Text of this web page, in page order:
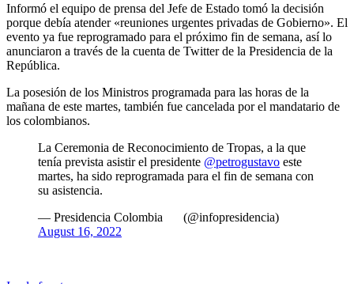
Informó el equipo de prensa del Jefe de Estado tomó la decisión
porque debía atender «reuniones urgentes privadas de Gobierno». El
evento ya fue reprogramado para el próximo fin de semana, así lo
anunciaron a través de la cuenta de Twitter de la Presidencia de la
República.
La posesión de los Ministros programada para las horas de la
mañana de este martes, también fue cancelada por el mandatario de
los colombianos.
La Ceremonia de Reconocimiento de Tropas, a la que
tenía prevista asistir el presidente @petrogustavo este
martes, ha sido reprogramada para el fin de semana con
su asistencia.
— Presidencia Colombia
(@infopresidencia)
August 16, 2022